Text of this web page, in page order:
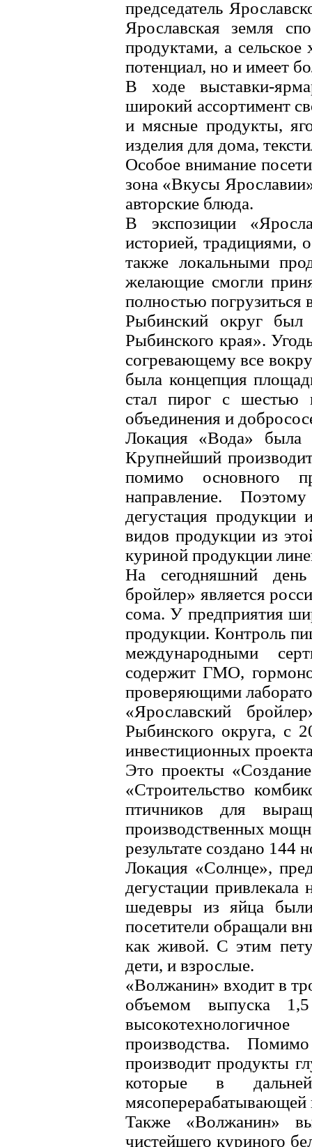
председатель
Ярославская земля
продуктами, а сельское
потенциал, но и имеет
В ходе выставки-
широкий ассортимент
и мясные продукты,
изделия для дома,
Особое внимание
зона «Вкусы
авторские блюда.
В экспозиции
историей, традициями,
также локальными
желающие смогли
полностью
Рыбинский округ был
Рыбинского края».
согревающему все
была концепция
стал пирог с шестью
объединения и
Локация «Вода» была
Крупнейший
помимо основного
направление.
дегустация продукции
видов продукции из
куриной продукции
На сегодняшний
бройлер» является
сома. У предприятия
продукции. Контроль
международными
содержит ГМО,
проверяющими
«Ярославский
Рыбинского округа, с
инвестиционных
Это проекты
«Строительство
птичников для
производственных
результате создано 144
Локация «Солнце»,
дегустации
шедевры из яйца были
посетители обращали
как живой. С этим
дети, и взрослые.
«Волжанин» входит в
объемом выпуска
производства.
производит продукты
которые в
Также «Волжанин»
чистейшего куриного